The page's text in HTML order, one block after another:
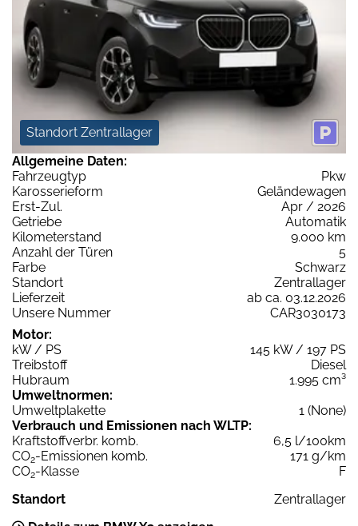
Standort Zentrallager
Allgemeine Daten:
Fahrzeugtyp
Pkw
Karosserieform
Geländewagen
Erst-Zul.
Apr / 2026
Getriebe
Automatik
Kilometerstand
9.000 km
Anzahl der Türen
5
Farbe
Schwarz
Standort
Zentrallager
Lieferzeit
ab ca. 03.12.2026
Unsere Nummer
CAR3030173
Motor:
kW / PS
145 kW / 197 PS
Treibstoff
Diesel
Hubraum
1.995 cm³
Umweltnormen:
Umweltplakette
1 (None)
Verbrauch und Emissionen nach WLTP:
Kraftstoffverbr. komb.
6,5 l/100km
CO2-Emissionen komb.
171 g/km
CO2-Klasse
F
Standort
Zentrallager